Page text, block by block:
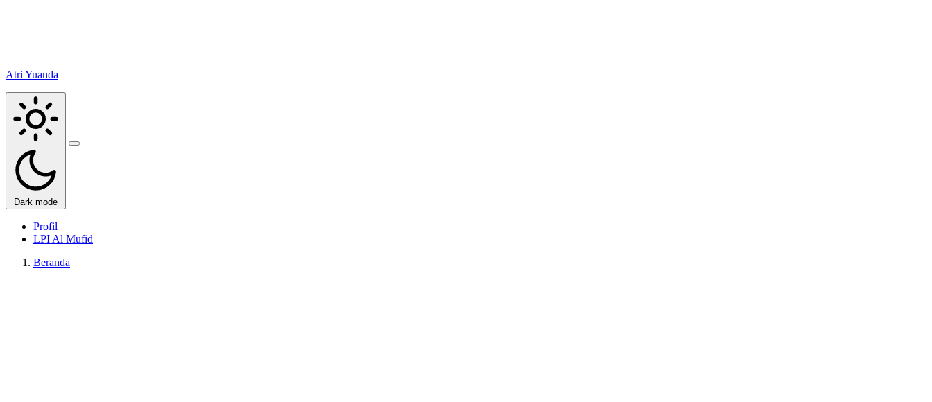
Atri Yuanda
Dark mode
Buka
Profil
LPI Al Mufid
Beranda